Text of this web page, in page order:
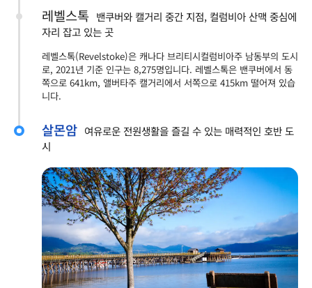
레벨스톡 밴쿠버와 캘거리 중간 지점, 컬럼비아 산맥 중심에
자리 잡고 있는 곳
레벨스톡(Revelstoke)은 캐나다 브리티시컬럼비아주 남동부의 도시
로, 2021년 기준 인구는 8,275명입니다. 레벨스톡은 밴쿠버에서 동
쪽으로 641km, 앨버타주 캘거리에서 서쪽으로 415km 떨어져 있습
니다.
살몬암 여유로운 전원생활을 즐길 수 있는 매력적인 호반 도
시